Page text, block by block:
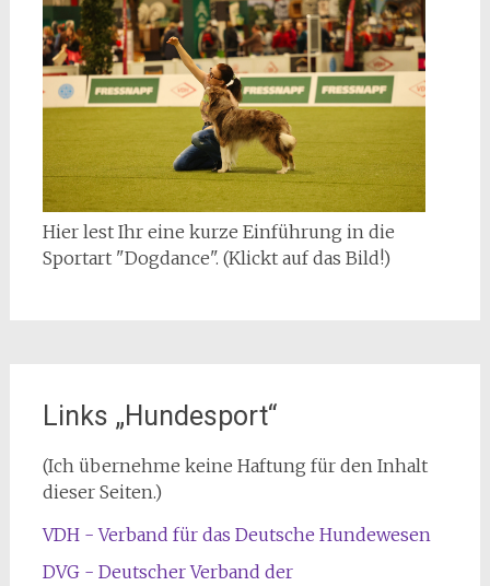
Hier lest Ihr eine kurze Einführung in die
Sportart "Dogdance". (Klickt auf das Bild!)
Links „Hundesport“
(Ich übernehme keine Haftung für den Inhalt
dieser Seiten.)
VDH - Verband für das Deutsche Hundewesen
DVG - Deutscher Verband der